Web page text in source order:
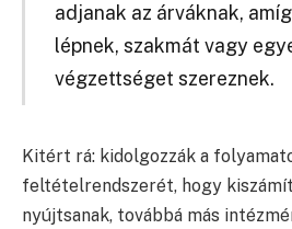
adjanak az árváknak,
lépnek, szakmát vagy
végzettséget szereznek.
Kitért rá: kidolgozzák a
feltételrendszerét, hogy
nyújtsanak, továbbá más